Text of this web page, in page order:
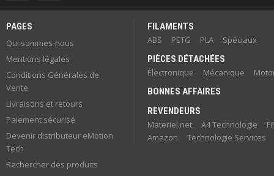
PAGES
Qui sommes-nous
Mentions légales
Conditions Générales de
Vente
Livraisons et retours
Paiement sécurisé
Devenir distributeur eMotion
Tech
Rechercher des produits
FILAMENTS
ABS
PETG PLA
Spéciaux
PIÈCES DÉTACHÉES
Électronique
Mécanique
BONNES AFFAIRES
REVENDEURS
Materiel.net
A4 Technologie
Amazon
Technologie Services